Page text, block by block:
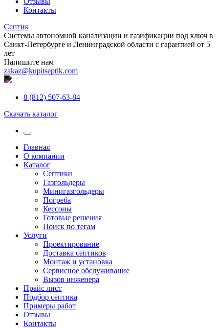
Контакты
Септик
Системы автономной канализации и газификации под ключ в
Санкт-Петербурге и Ленинградской области с гарантией от 5
лет
Напишите нам
zakaz@kupitseptik.com
8 (812) 507-63-84
Скачать каталог
Главная
О компании
Каталог
Септики
Газгольдеры
Минигазгольдеры
Погреба
Кессоны
Готовые решения
Поиск по тегам
Услуги
Проектирование
Доставка септиков
Монтаж и установка
Сервисное обслуживание
Вызов инженера
Прайс лист
Подбор септика
Примеры работ
Отзывы
Контакты